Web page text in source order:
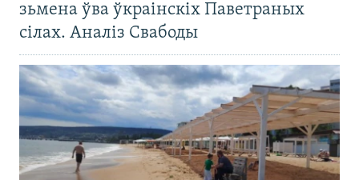
зьмена ўва ўкраінскіх Паветраных
сілах. Аналіз Свабоды